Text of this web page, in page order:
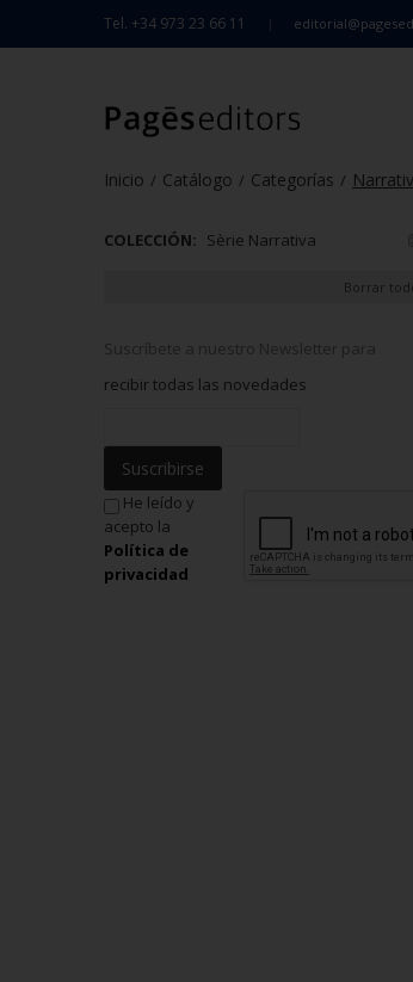
Tel. +34 973 23 66 11
Inicio / Catálogo / Categorías /
COLECCIÓN: Sèrie Narrativa
Borrar
Suscríbete a nuestro Newsletter para
recibir todas las novedades
Suscribirse
He leído y
acepto la
Política de
privacidad